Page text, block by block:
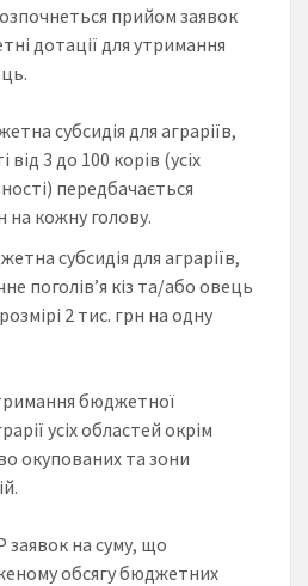
прийом заявок
дотації для утримання
субсидія для аграріїв,
від 3 до 100 корів (усіх
передбачається
на кожну голову.
субсидія для аграріїв,
поголів’я кіз та/або овець
2 тис. грн на одну
бюджетної
усіх областей окрім
окупованих та зони
заявок на суму, що
обсягу бюджетних